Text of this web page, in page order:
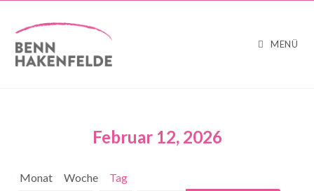
MENÜ
Februar 12, 2026
Monat Woche Tag